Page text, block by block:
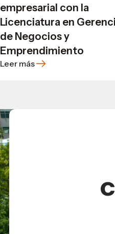
empresarial con la
Licenciatura en
de Negocios y
Emprendimiento
Leer más